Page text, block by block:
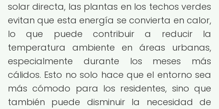
solar directa, las plantas en los techos verdes
evitan que esta energía se convierta en calor,
lo que puede contribuir a reducir la
temperatura ambiente en áreas urbanas,
especialmente durante los meses más
cálidos. Esto no solo hace que el entorno sea
más cómodo para los residentes, sino que
también puede disminuir la necesidad de